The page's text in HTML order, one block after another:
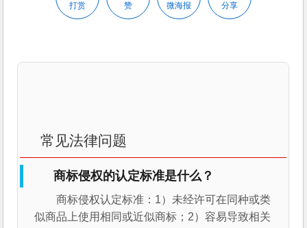
打赏 赞 微海报 分享
常见法律问题
商标侵权的认定标准是什么？
商标侵权认定标准：1）未经许可在同种或类
似商品上使用相同或近似商标；2）容易导致相关